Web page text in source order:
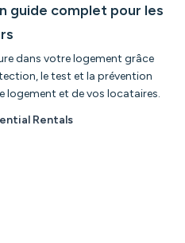
guide complet pour les
dans votre logement grâce
le test et la prévention
logement et de vos locataires.
Rentals